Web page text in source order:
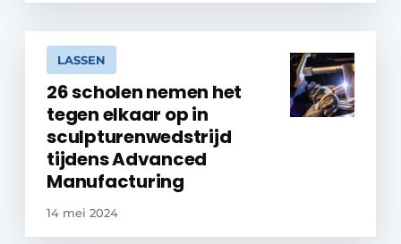
LASSEN
26 scholen nemen het
tegen elkaar op in
sculpturenwedstrijd
tijdens Advanced
Manufacturing
14 mei 2024